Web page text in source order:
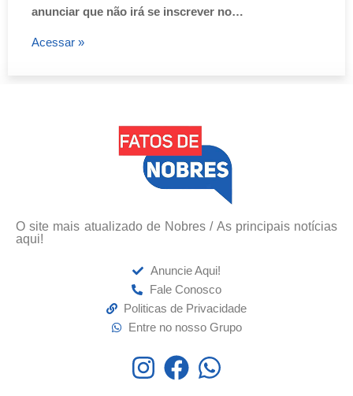
anunciar que não irá se inscrever no…
Acessar »
O site mais atualizado de Nobres / As principais notícias
aqui!
Anuncie Aqui!
Fale Conosco
Politicas de Privacidade
Entre no nosso Grupo